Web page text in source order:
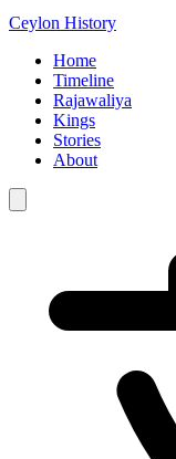
Ceylon History
Home
Timeline
Rajawaliya
Kings
Stories
About